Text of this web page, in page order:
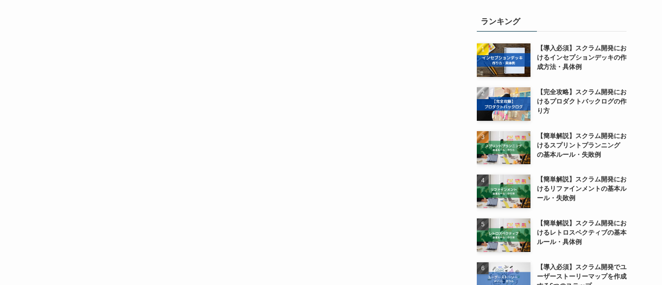
ランキング
【導入必須】スクラム開発にお
けるインセプションデッキの作
成方法・具体例
【完全攻略】スクラム開発にお
けるプロダクトバックログの作
り方
【簡単解説】スクラム開発にお
けるスプリントプランニング
の基本ルール・失敗例
【簡単解説】スクラム開発にお
けるリファインメントの基本ル
ール・失敗例
【簡単解説】スクラム開発にお
けるレトロスペクティブの基本
ルール・具体例
【導入必須】スクラム開発でユ
ーザーストーリーマップを作成